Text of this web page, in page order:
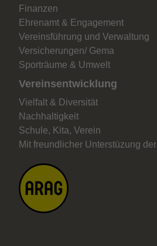
Finanzen
Ehrenamt & Engagement
Vereinsführung und Verwaltung
Versicherungen/ Gema
Sporträume & Umwelt
Vereinsentwicklung
Vielfalt & Diversität
Nachhaltigkeit
Schule, Kita, Verein
Mit freundlicher Unterstüzung der